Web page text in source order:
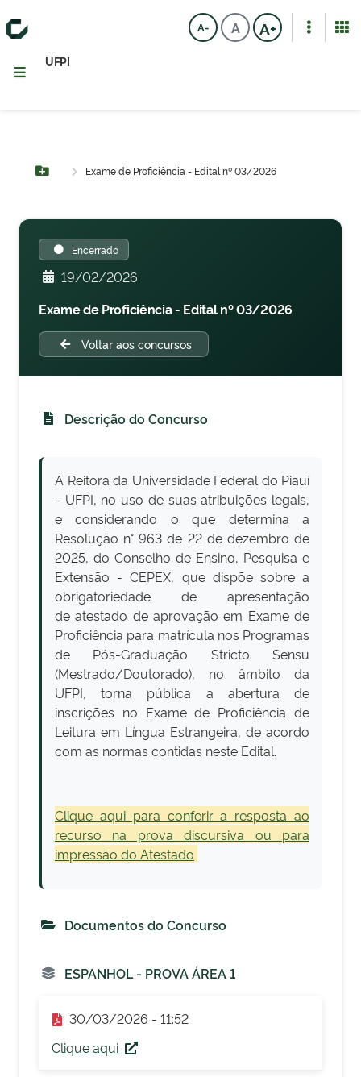
A- A A+
UFPI
Botão MenuExame de Proficiência - Edital nº 03/2026
Encerrado
19/02/2026
Exame de Proficiência - Edital nº 03/2026
Voltar aos concursos
Descrição do Concurso
A Reitora da Universidade Federal do Piauí
- UFPI, no uso de suas atribuições legais,
e considerando o que determina a
Resolução n° 963 de 22 de dezembro de
2025, do Conselho de Ensino, Pesquisa e
Extensão - CEPEX, que dispõe sobre a
obrigatoriedade de apresentação
de atestado de aprovação em Exame de
Proficiência para matrícula nos Programas
de Pós-Graduação Stricto Sensu
(Mestrado/Doutorado), no âmbito da
UFPI, torna pública a abertura de
inscrições no Exame de Proficiência de
Leitura em Língua Estrangeira, de acordo
com as normas contidas neste Edital.
Clique aqui para conferir a resposta ao
recurso na prova discursiva ou para
impressão do Atestado
Documentos do Concurso
ESPANHOL - PROVA ÁREA 1
30/03/2026 - 11:52
Clique aqui